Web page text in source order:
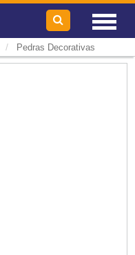
/
Pedras Decorativas